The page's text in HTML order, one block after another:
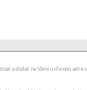
a dodat na Vámi určenou